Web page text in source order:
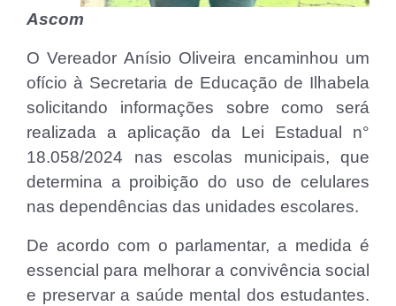
Ascom
O Vereador Anísio Oliveira encaminhou um
ofício à Secretaria de Educação de Ilhabela
solicitando informações sobre como será
realizada a aplicação da Lei Estadual n°
18.058/2024 nas escolas municipais, que
determina a proibição do uso de celulares
nas dependências das unidades escolares.
De acordo com o parlamentar, a medida é
essencial para melhorar a convivência social
e preservar a saúde mental dos estudantes.